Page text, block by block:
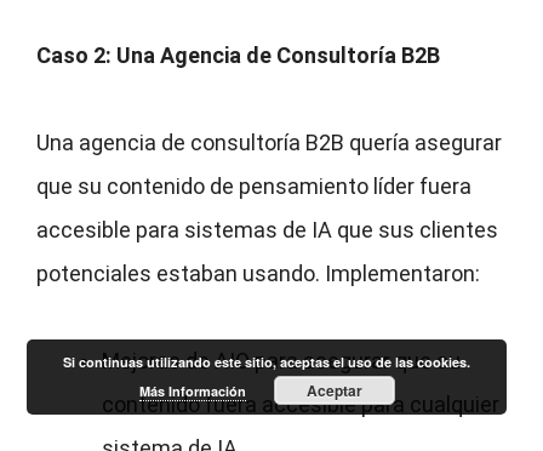
Caso 2: Una Agencia de Consultoría B2B
Una agencia de consultoría B2B quería asegurar
que su contenido de pensamiento líder fuera
accesible para sistemas de IA que sus clientes
potenciales estaban usando. Implementaron:
Mejoras de AIO para asegurar que su
contenido fuera accesible para cualquier
Si continuas utilizando este sitio, aceptas el uso de las cookies.
Más Información
Aceptar